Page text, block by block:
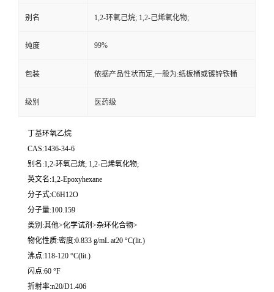
别名 1,2-环氧己烷; 1,2-己烯氧化物;
纯度 99%
包装 依据产品性状而定,一般为:纸板桶或镀锌铁桶
级别 医药级
丁基环氧乙烷
CAS:1436-34-6
别名:1,2-环氧己烷; 1,2-己烯氧化物;
英文名:1,2-Epoxyhexane
分子式:C6H12O
分子量:100.159
类别:其他>化学试剂>杂环化合物>
物化性质:密度:0.833 g/mL at20 °C(lit.)
沸点:118-120 °C(lit.)
闪点:60 °F
折射率:n20/D1.406